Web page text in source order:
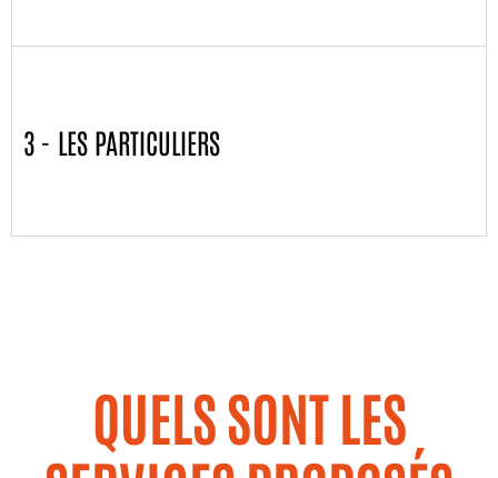
3 - LES PARTICULIERS
QUELS SONT LES